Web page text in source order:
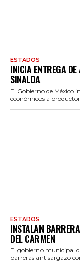
ESTADOS
INICIA ENTREGA
SINALOA
El Gobierno de México
económicos a
ESTADOS
INSTALAN
DEL CARMEN
El gobierno municipal
barreras antisargazo